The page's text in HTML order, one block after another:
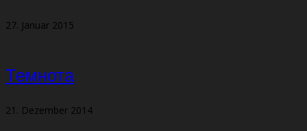
27. Januar 2015
Темнота
21. Dezember 2014